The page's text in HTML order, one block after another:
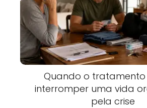
Quando o tratamento
interromper uma vida
pela crise